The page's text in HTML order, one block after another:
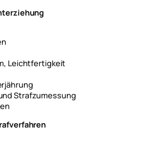
Leichtfertigkeit
Strafzumessung